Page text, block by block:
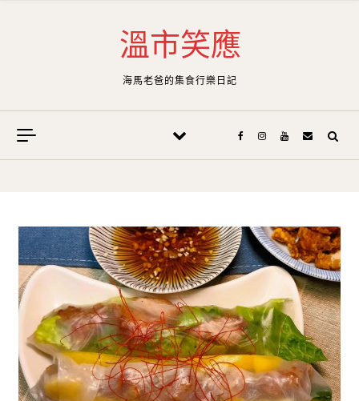
溫市笑應
海馬老爸的集食行樂日記